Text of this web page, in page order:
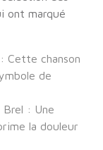
ont marqué
Cette chanson
de
: Une
la douleur